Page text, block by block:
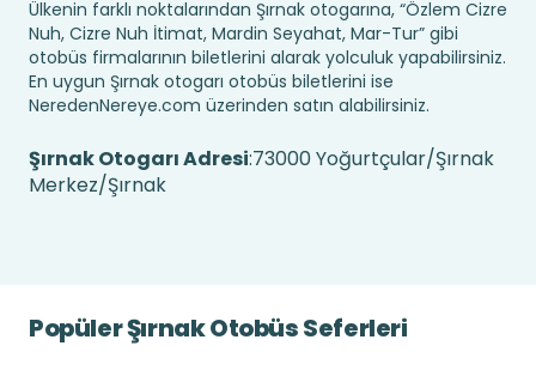
Ülkenin farklı noktalarından Şırnak otogarına, “Özlem Cizre
Nuh, Cizre Nuh İtimat, Mardin Seyahat, Mar-Tur” gibi
otobüs firmalarının biletlerini alarak yolculuk yapabilirsiniz.
En uygun Şırnak otogarı otobüs biletlerini ise
NeredenNereye.com üzerinden satın alabilirsiniz.
Şırnak Otogarı Adresi:73000 Yoğurtçular/Şırnak
Merkez/Şırnak
Popüler Şırnak Otobüs Seferleri